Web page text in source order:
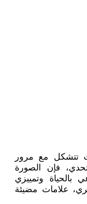
تتشكل مع مرور
فإن الصورة
بالحياة وتمييزي
علامات مضيئة